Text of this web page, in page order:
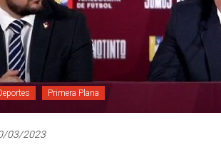
Primera Plana
03/2023